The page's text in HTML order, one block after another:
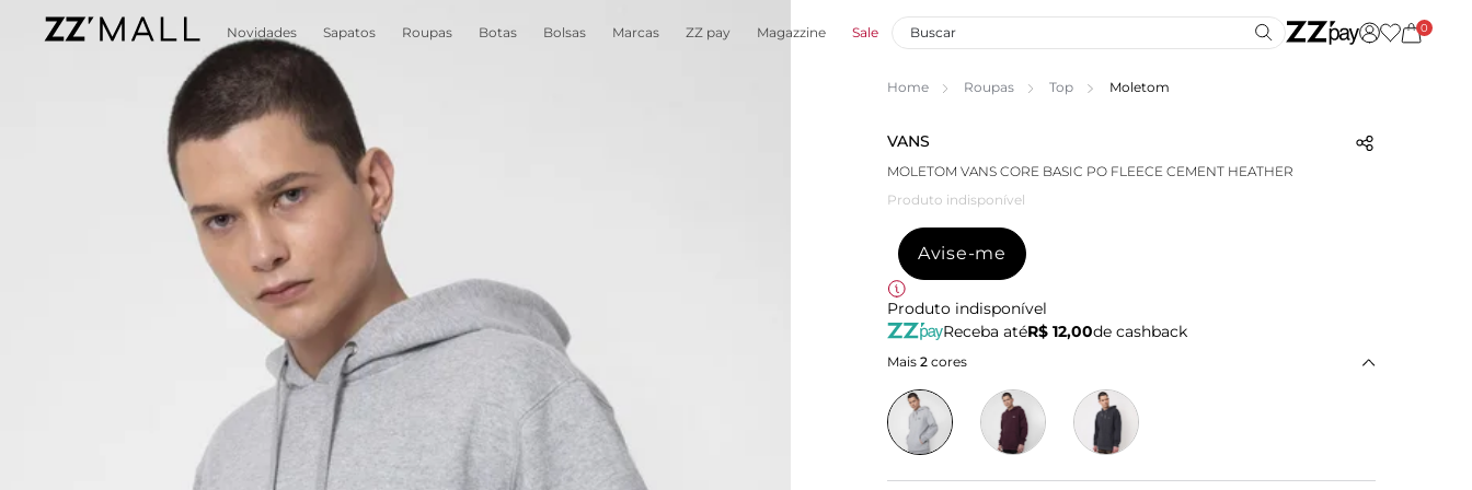
Novidades Sapatos Roupas Botas Bolsas Marcas ZZ pay Magazzine Sale 0
Home Roupas Top Moletom
VANS
MOLETOM VANS CORE BASIC PO FLEECE CEMENT HEATHER
Produto indisponível
Avise-me
Produto indisponível
Receba atéR$ 12,00de cashback
Mais 2 cores